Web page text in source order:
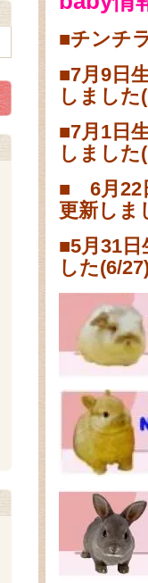
■チンチ
■7月9日
しました
■7月1日
しました
■ 6月22
更新しま
■5月31
した(6/